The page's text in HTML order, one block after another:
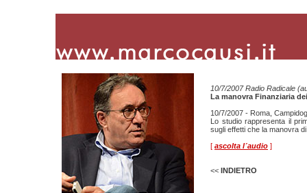
10/7/2007 Radio Radicale
La manovra Finanziaria
10/7/2007 - Roma,
Lo studio rappresenta il
sugli effetti che la manovra
[ ascolta l´audio ]
<< INDIETRO